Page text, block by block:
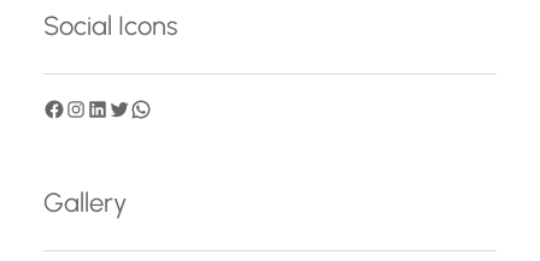
Social Icons
F
c s
L
n
T
i
W
Gallery